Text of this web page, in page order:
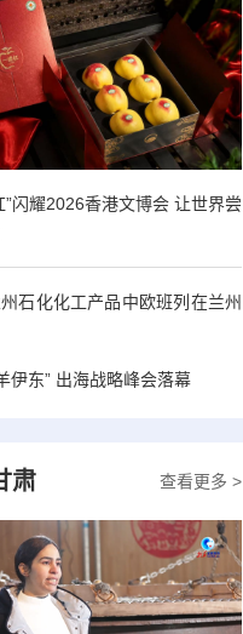
”闪耀2026香港文博会 让世界尝
石化化工产品中欧班列在兰州
伊东” 出海战略峰会落幕
查看更多 >
肃